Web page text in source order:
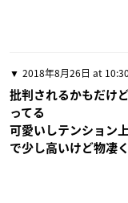
2018年8月26日 at
批判されるかもだけ
ってる
可愛いしテンション
で少し高いけど物凄